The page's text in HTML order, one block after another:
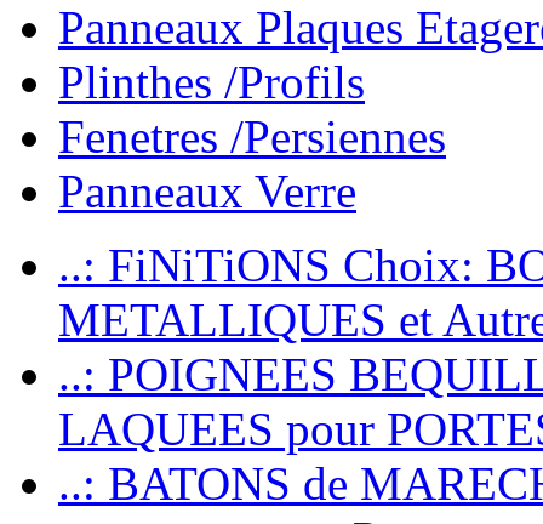
Panneaux Plaques
Plinthes /Profils
Fenetres /Persiennes
Panneaux Verre
..: FiNiTiONS Choix:
METALLIQUES et
..: POIGNEES
LAQUEES pour
..: BATONS de